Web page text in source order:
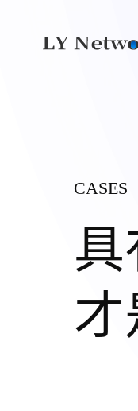
高端网
企业网站
外贸独立
CASES
才